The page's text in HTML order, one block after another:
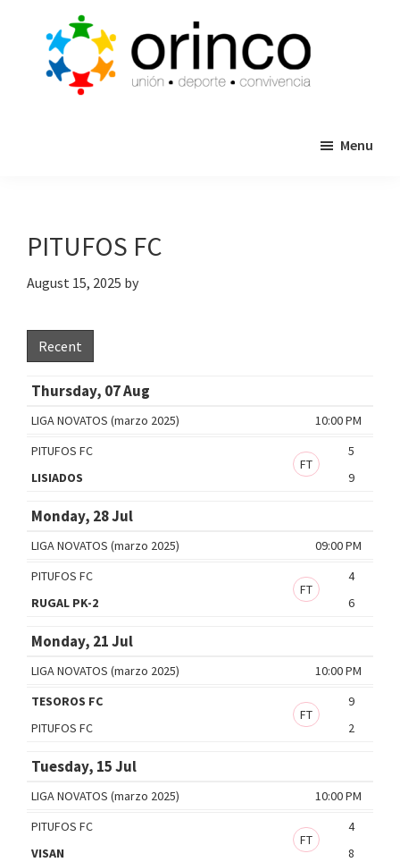
primary
de
Bateo
Eventos
Menu
PITUFOS FC
August 15, 2025 by
Recent
Thursday, 07 Aug
10:00 PM
LIGA NOVATOS (marzo 2025)
PITUFOS FC
5
FT
LISIADOS
9
Monday, 28 Jul
09:00 PM
LIGA NOVATOS (marzo 2025)
PITUFOS FC
4
FT
RUGAL PK-2
6
Monday, 21 Jul
10:00 PM
LIGA NOVATOS (marzo 2025)
TESOROS FC
9
FT
PITUFOS FC
2
Tuesday, 15 Jul
10:00 PM
LIGA NOVATOS (marzo 2025)
PITUFOS FC
4
FT
VISAN
8